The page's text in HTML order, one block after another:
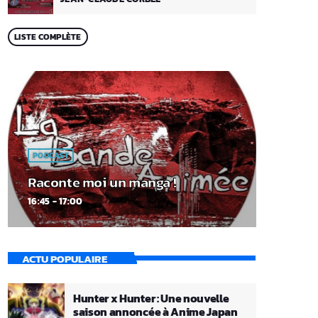
LISTE COMPLÈTE
PODCAST
Raconte moi un manga !
16:45 - 17:00
ACTU POPULAIRE
Hunter x Hunter : Une nouvelle
saison annoncée à Anime Japan